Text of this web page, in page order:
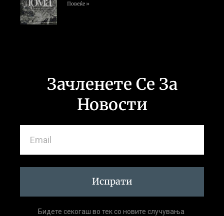
Повеќе »
Зачленете Се За
Новости
Испрати
Бидете секогаш во тек со новите случувања